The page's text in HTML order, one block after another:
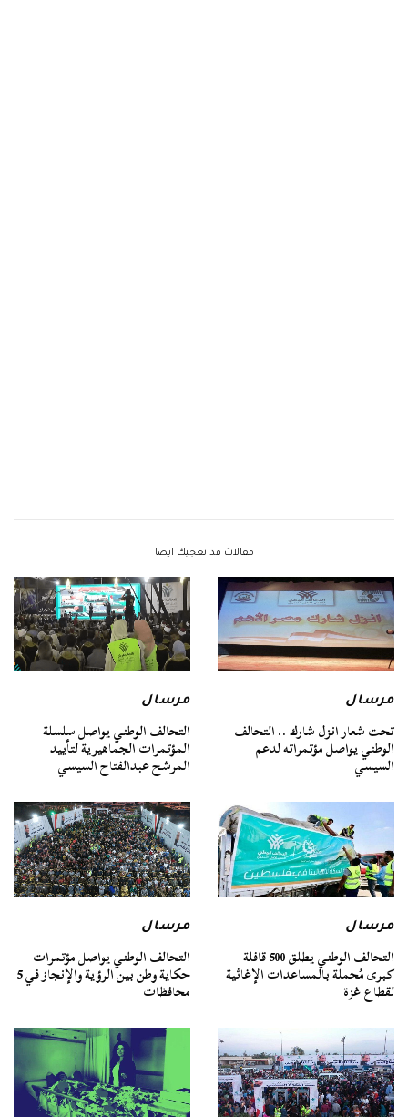
مقالات قد تعجبك ايضا
مرسال
تحت شعار انزل شارك .. التحالف
الوطني يواصل مؤتمراته لدعم
السيسي
مرسال
التحالف الوطني يواصل سلسلة
المؤتمرات الجماهيرية لتأييد
المرشح عبدالفتاح السيسي
مرسال
التحالف الوطني يطلق 500 قافلة
كبرى مُحملة بالمساعدات الإغاثية
لقطاع غزة
مرسال
التحالف الوطني يواصل مؤتمرات
حكاية وطن بين الرؤية والإنجاز في 5
محافظات